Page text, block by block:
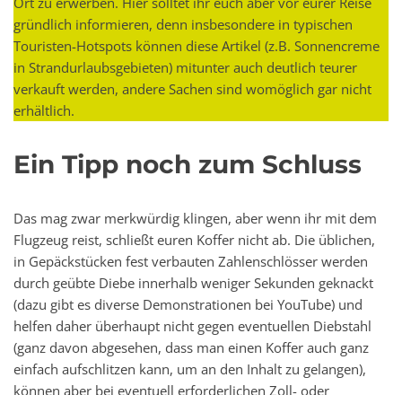
gründlich informieren, denn insbesondere in typischen
Touristen-Hotspots können diese Artikel (z.B. Sonnencreme
in Strandurlaubsgebieten) mitunter auch deutlich teurer
verkauft werden, andere Sachen sind womöglich gar nicht
erhältlich.
Ein Tipp noch zum Schluss
Das mag zwar merkwürdig klingen, aber wenn ihr mit dem
Flugzeug reist, schließt euren Koffer nicht ab. Die üblichen,
in Gepäckstücken fest verbauten Zahlenschlösser werden
durch geübte Diebe innerhalb weniger Sekunden geknackt
(dazu gibt es diverse Demonstrationen bei YouTube) und
helfen daher überhaupt nicht gegen eventuellen Diebstahl
(ganz davon abgesehen, dass man einen Koffer auch ganz
einfach aufschlitzen kann, um an den Inhalt zu gelangen),
können aber bei eventuell erforderlichen Zoll- oder